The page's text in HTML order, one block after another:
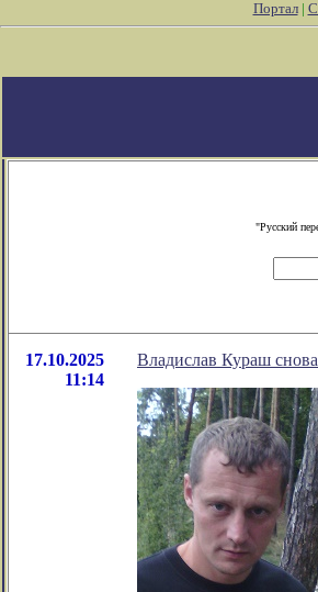
Портал|
"Русский
17.10.2025
11:14
Владислав Кураш